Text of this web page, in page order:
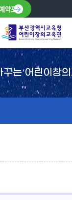
약포털
꾸는 어린이창